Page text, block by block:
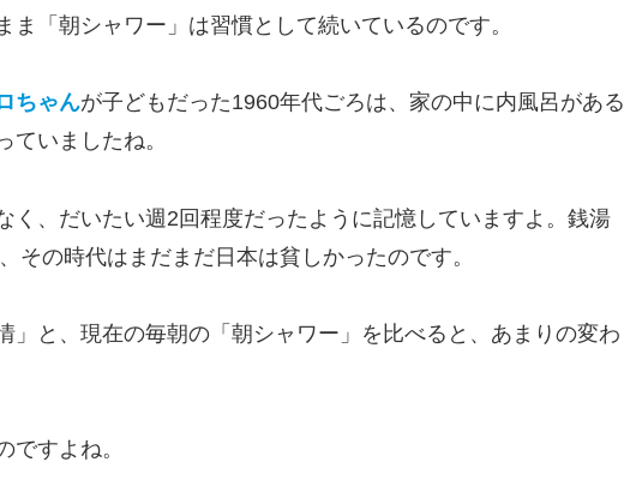
「朝シャワー」は習慣として続いているのです。
ちゃんが子どもだった1960年代ごろは、家の中に内風呂がある
ていましたね。
く、だいたい週2回程度だったように記憶していますよ。銭湯
その時代はまだまだ日本は貧しかったのです。
」と、現在の毎朝の「朝シャワー」を比べると、あまりの変わ
ですよね。